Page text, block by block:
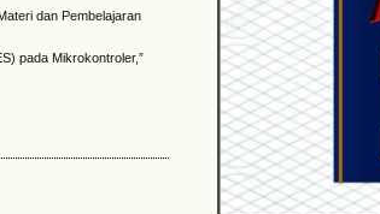
dan Pembelajaran
pada Mikrokontroler,”